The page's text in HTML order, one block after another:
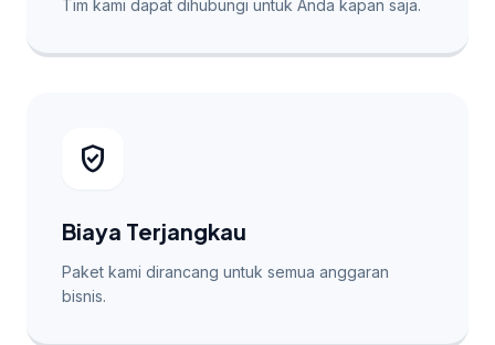
Tim kami dapat dihubungi untuk Anda kapan saja.
verified_user
Biaya Terjangkau
Paket kami dirancang untuk semua anggaran
bisnis.